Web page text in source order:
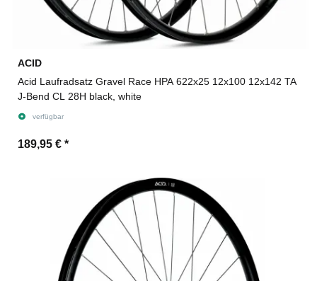
ACID
Acid Laufradsatz Gravel Race HPA 622x25 12x100 12x142 TA
J-Bend CL 28H black, white
verfügbar
189,95 € *